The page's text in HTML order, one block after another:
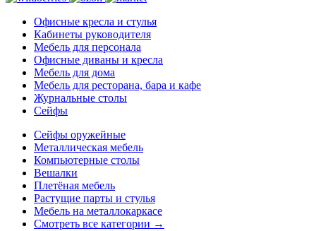
Офисные кресла и стулья
Кабинеты руководителя
Мебель для персонала
Офисные диваны и кресла
Мебель для дома
Мебель для ресторана, бара и кафе
Журнальные столы
Сейфы
Сейфы оружейные
Металлическая мебель
Компьютерные столы
Вешалки
Плетёная мебель
Растущие парты и стулья
Мебель на металлокаркасе
Смотреть все категории →